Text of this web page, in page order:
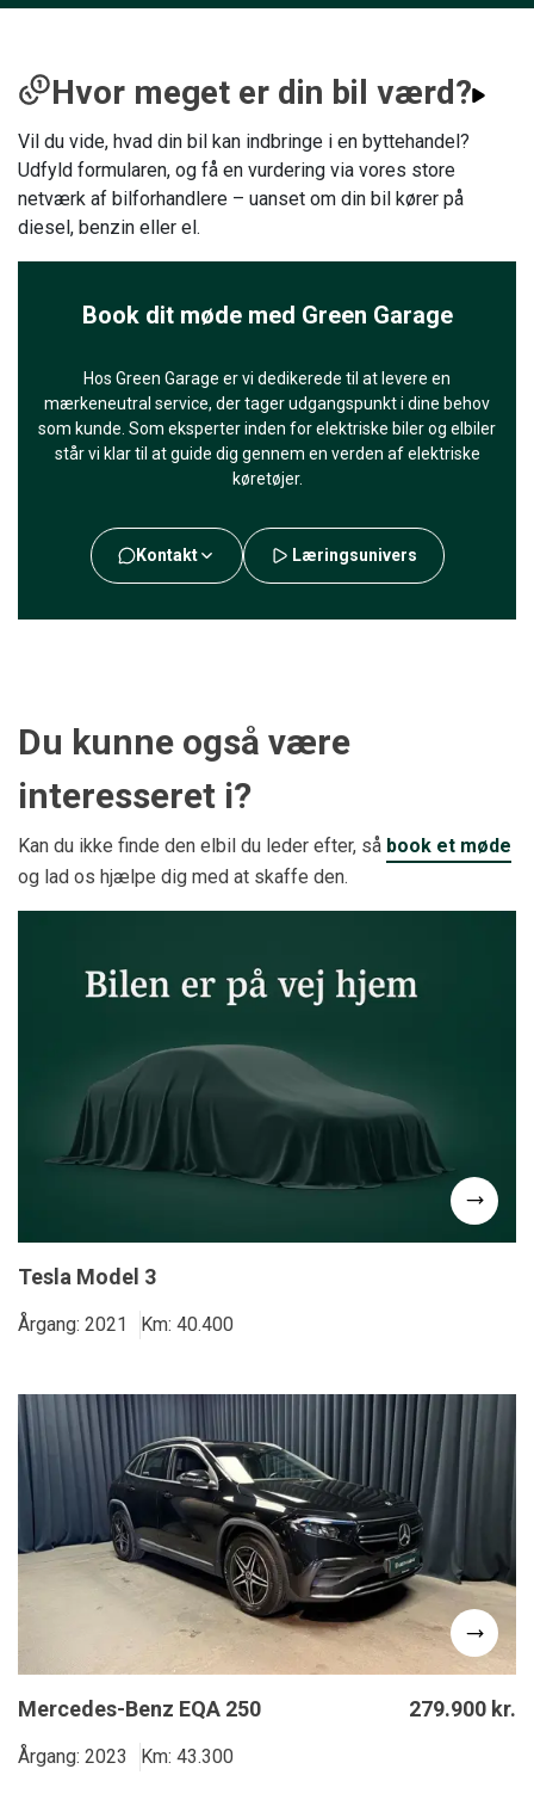
Hvor meget er din bil værd?
Vil du vide, hvad din bil kan indbringe i en byttehandel?
Udfyld formularen, og få en vurdering via vores store
netværk af bilforhandlere – uanset om din bil kører på
diesel, benzin eller el.
Book dit møde med Green Garage
Hos Green Garage er vi dedikerede til at levere en
mærkeneutral service, der tager udgangspunkt i dine behov
som kunde. Som eksperter inden for elektriske biler og elbiler
står vi klar til at guide dig gennem en verden af elektriske
køretøjer.
Kontakt Læringsunivers
Du kunne også være
interesseret i?
Kan du ikke finde den elbil du leder efter, så book et møde
og lad os hjælpe dig med at skaffe den.
Tesla Model 3
Årgang: 2021 Km: 40.400
Mercedes-Benz EQA 250 279.900 kr.
Årgang: 2023 Km: 43.300